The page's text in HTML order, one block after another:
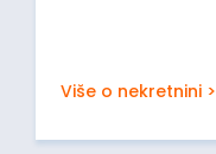
Više o nekretnini >